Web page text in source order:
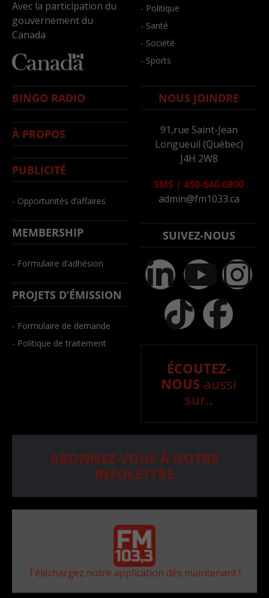
Avec la participation du
gouvernement du
Canada
- Politique
- Santé
- Société
- Sports
BINGO RADIO
À PROPOS
PUBLICITÉ
- Opportunités d’affaires
MEMBERSHIP
- Formulaire d’adhésion
PROJETS D’ÉMISSION
- Formulaire de demande
- Politique de traitement
NOUS JOINDRE
91,rue Saint-Jean
Longueuil (Québec)
J4H 2W8
SMS | 450-646-6800
admin@fm1033.ca
SUIVEZ-NOUS
ÉCOUTEZ-
NOUS aussi
sur..
ABONNEZ-VOUS À NOTRE
INFOLETTRE
Téléchargez notre application dès maintenant !